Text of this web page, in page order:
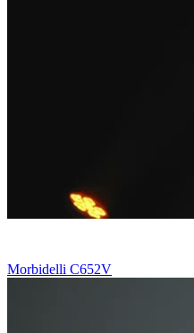
Morbidelli C652V